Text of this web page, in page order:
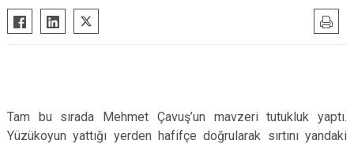
Tam bu sırada Mehmet Çavuş’un mavzeri tutukluk yaptı.
Yüzükoyun yattığı yerden hafifçe doğrularak sırtını yandaki